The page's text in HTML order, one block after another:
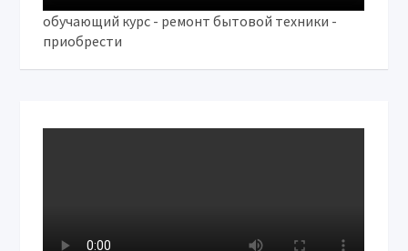
обучающий курс - ремонт бытовой техники -
приобрести